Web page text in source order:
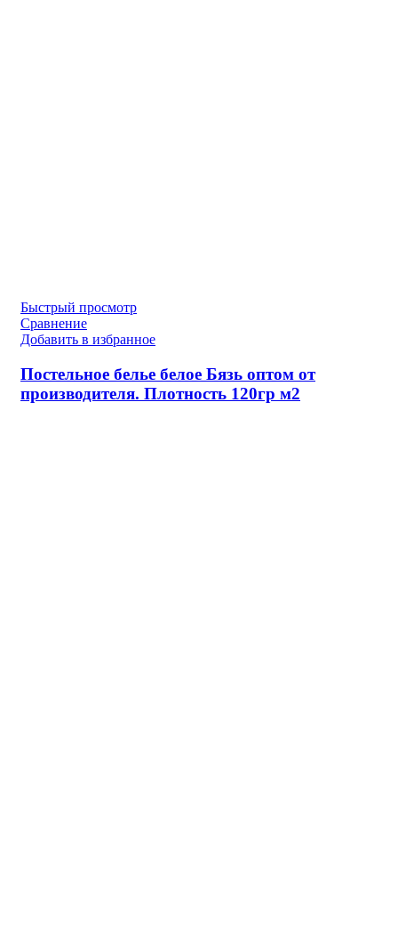
Быстрый просмотр
Сравнение
Добавить в избранное
Постельное белье белое Бязь оптом от
производителя. Плотность 120гр м2